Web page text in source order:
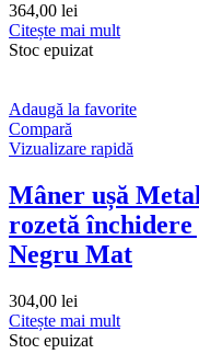
364,00 lei
Citește mai mult
Stoc epuizat
Adaugă la favorite
Compară
Vizualizare rapidă
Mâner ușă
rozetă
Negru Mat
304,00 lei
Citește mai mult
Stoc epuizat